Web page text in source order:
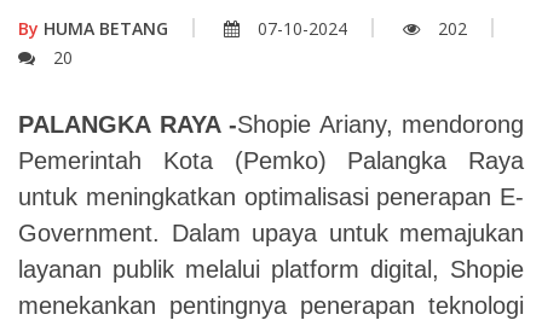
By HUMA BETANG 07-10-2024
202
20
PALANGKA RAYA -Shopie Ariany, mendorong
Pemerintah Kota (Pemko) Palangka Raya
untuk meningkatkan optimalisasi penerapan E-
Government. Dalam upaya untuk memajukan
layanan publik melalui platform digital, Shopie
menekankan pentingnya penerapan teknologi